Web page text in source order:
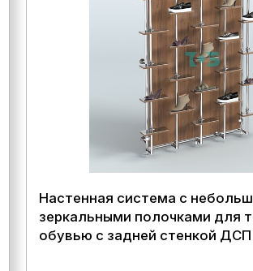
Настенная система с
зеркальными полочками для
обувью с задней стенкой